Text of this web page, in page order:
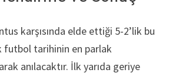
karşısında elde ettiği 5-2’lik bu
futbol tarihinin en parlak
anılacaktır. İlk yarıda geriye